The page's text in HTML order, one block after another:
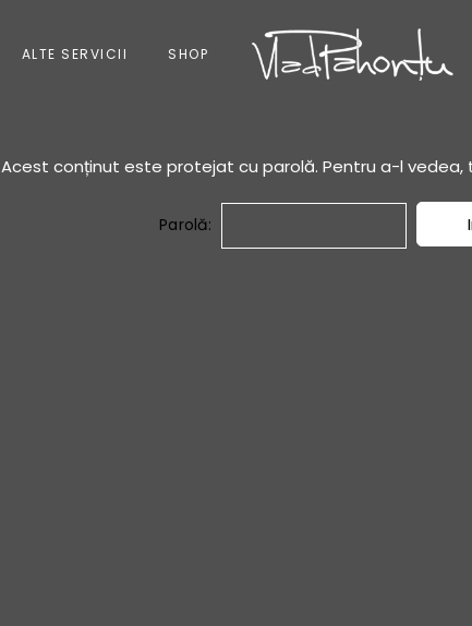
ALTE SERVICII SHOP
Acest conținut este protejat cu parolă. Pentru a-l vedea,
Parolă: